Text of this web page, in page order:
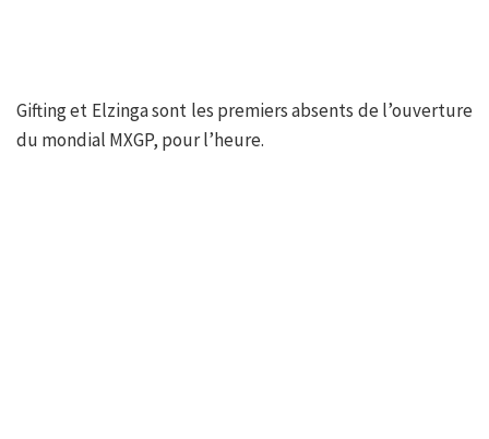
Gifting et Elzinga sont les premiers absents de l’ouverture
du mondial MXGP, pour l’heure.